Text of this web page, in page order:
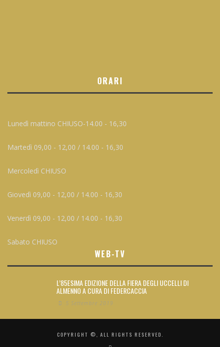
ORARI
Lunedì mattino CHIUSO-14.00 - 16,30
Martedì 09,00 - 12,00 / 14.00 - 16,30
Mercoledì CHIUSO
Giovedì 09,00 - 12,00 / 14.00 - 16,30
Venerdì 09,00 - 12,00 / 14.00 - 16,30
Sabato CHIUSO
WEB-TV
L’85ESIMA EDIZIONE DELLA FIERA DEGLI UCCELLI DI
ALMENNO A CURA DI FEDERCACCIA
5 Settembre 2019
COPYRIGHT ©, ALL RIGHTS RESERVED.